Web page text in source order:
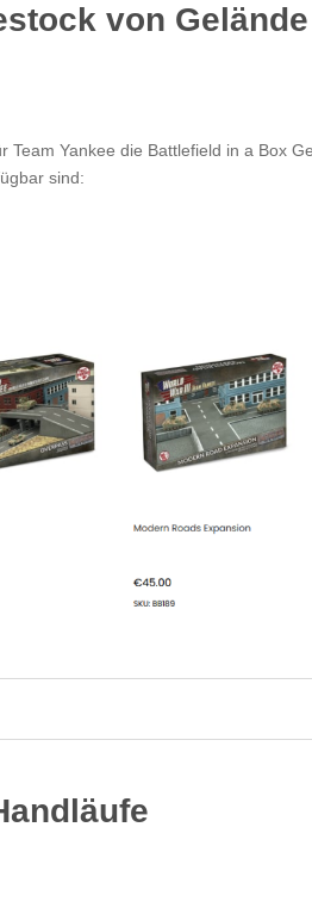
von Gelände
Team Yankee die Battlefield in a Box
sind: